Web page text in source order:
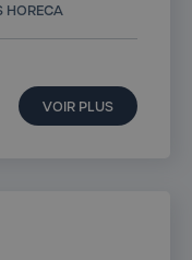
HORECA
VOIR PLUS